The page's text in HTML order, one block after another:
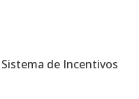
Sistema de Incentivos